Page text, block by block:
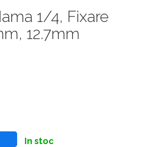
1/4, Fixare
12.7mm
In stoc